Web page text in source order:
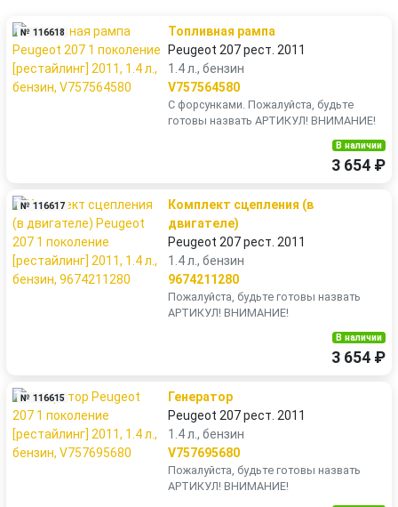
№ 116618
Топливная рампа
Peugeot 207 рест. 2011
1.4 л., бензин
V757564580
С форсунками. Пожалуйста, будьте
готовы назвать АРТИКУЛ! ВНИМАНИЕ!
В наличии
3 654 ₽
№ 116617
Комплект сцепления (в
двигателе)
Peugeot 207 рест. 2011
1.4 л., бензин
9674211280
Пожалуйста, будьте готовы назвать
АРТИКУЛ! ВНИМАНИЕ!
В наличии
3 654 ₽
№ 116615
Генератор
Peugeot 207 рест. 2011
1.4 л., бензин
V757695680
Пожалуйста, будьте готовы назвать
АРТИКУЛ! ВНИМАНИЕ!